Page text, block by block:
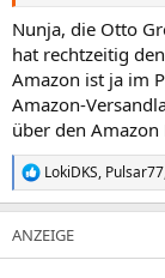
Nunja, die Otto
hat rechtzeitig
Amazon ist ja im
Amazon-
über den
R
e
a
k
t
LokiDKS, Pulsar77